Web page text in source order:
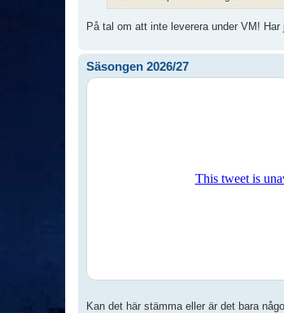
På tal om att inte leverera under VM!
Säsongen 2026/27
Kan det här stämma eller är det bara